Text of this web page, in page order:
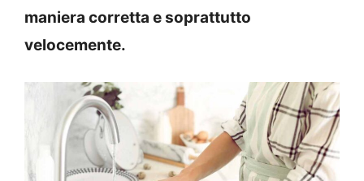
maniera corretta e soprattutto
velocemente.